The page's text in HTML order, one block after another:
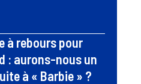
à rebours pour
: aurons-nous un
à « Barbie » ?